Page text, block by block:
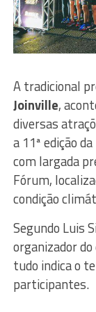
A tradicional
Joinville,
diversas
a 11ª edição
com largada
Fórum,
condição
Segundo Luis
organizador
tudo indica o
participantes.